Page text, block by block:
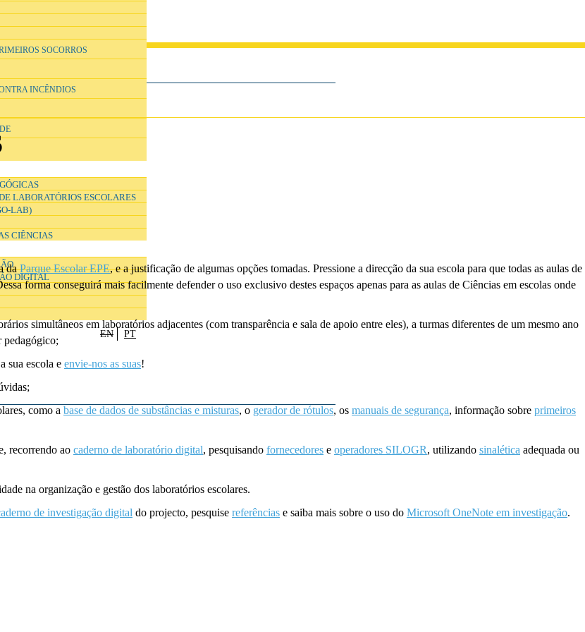
SOCORROS
INCÊNDIOS
LABORATÓRIOS ESCOLARES
LAB)
CIÊNCIAS
DIGITAL
EN PT
daParque Escolar EPE, e a justificação de algumas opções tomadas. Pressione a direcção da sua escola para que todas as aulas de
forma conseguirá mais facilmente defender o uso exclusivo destes espaços apenas para as aulas de Ciências em escolas onde
simultâneos em laboratórios adjacentes (com transparência e sala de apoio entre eles), a turmas diferentes de um mesmo ano
pedagógico;
sua escola e envie-nos as suas!
como a base de dados de substâncias e misturas, o gerador de rótulos, os manuais de segurança, informação sobre primeiros
recorrendo ao caderno de laboratório digital, pesquisando fornecedores e operadores SILOGR, utilizando sinalética adequada ou
na organização e gestão dos laboratórios escolares.
de investigação digital do projecto, pesquise referências e saiba mais sobre o uso do Microsoft OneNote em investigação.